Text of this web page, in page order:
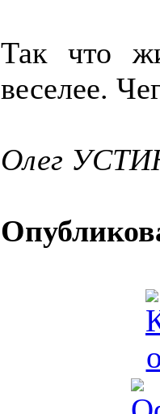
Так что
веселее.
Олег